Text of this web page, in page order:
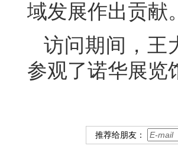
域发展作出贡献。
访问期间，王
参观了诺华展览
推荐给朋友：